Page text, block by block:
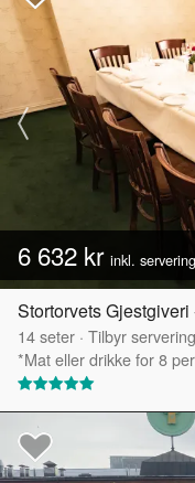
6 632 kr inkl.
Stortorvets
14seter · Tilbyr servering
*Mat eller drikke for 8